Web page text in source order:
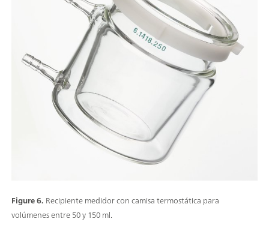
Figure 6. Recipiente medidor con camisa termostática para
volúmenes entre 50 y 150 ml.